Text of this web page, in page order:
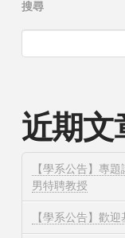
搜尋
近期文
【學系公告】專
男特聘教授
【學系公告】歡